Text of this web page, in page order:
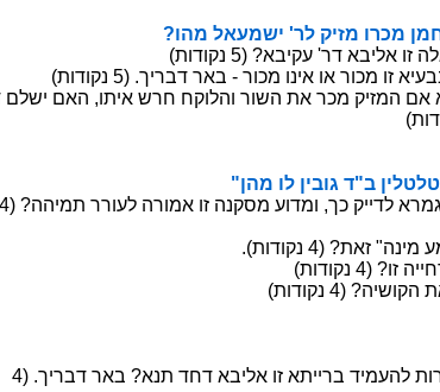
ןמחנ ברמ אבר הינימ אעב"
אבילא וז הלאש אבר לאש אל עודמ
רוכמ וניא וא רוכמ וז איעבב 'מגה תנקסמ איה המ
חקולהו רושה תא רכמ קיזמה םא אביקע 'רל ןידה
רכמו הול הנימ עמש"
וז הנקסמ עודמו ,ךכ קיידל ארמגה תשקבמ הכלה וזיאמ
עמש" ארמגה החוד דציכ
השקמ ארמגה המ
ארמגה תבשיימ דציכ
אבילא וז אתיירב דימעהל תורשפא הרואכל ןיא עודמ